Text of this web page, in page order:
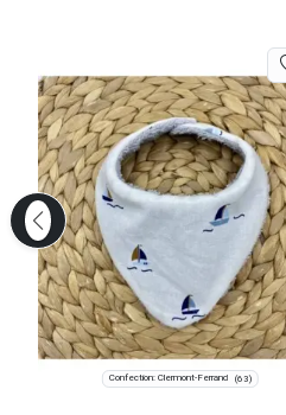
Confection: Clermont-Ferrand (63)